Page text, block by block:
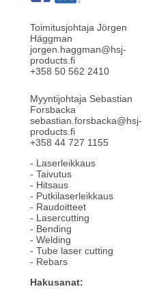
Toimitusjohtaja Jörgen
Häggman
jorgen.haggman@hsj-
products.fi
+358 50 562 2410
Myyntijohtaja Sebastian
Forsbacka
sebastian.forsbacka@hsj-
products.fi
+358 44 727 1155
- Laserleikkaus
- Taivutus
- Hitsaus
- Putkilaserleikkaus
- Raudoitteet
- Lasercutting
- Bending
- Welding
- Tube laser cutting
- Rebars
Hakusanat: